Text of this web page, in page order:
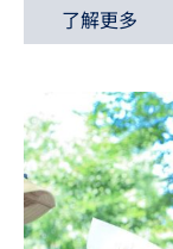
了解更多